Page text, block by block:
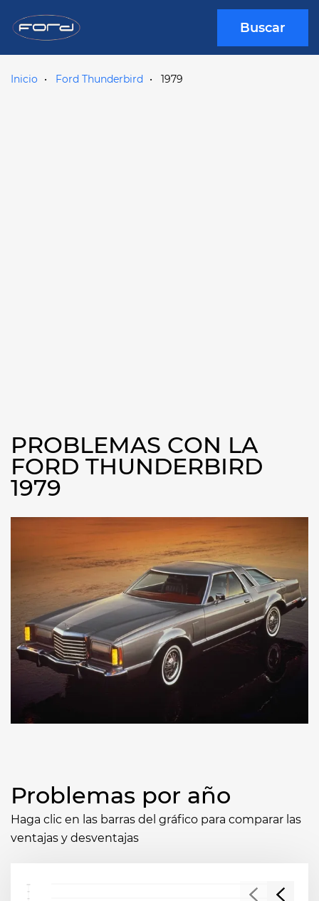
Buscar
Inicio Ford Thunderbird 1979
PROBLEMAS CON LA
FORD THUNDERBIRD
1979
Problemas por año
Haga clic en las barras del gráfico para comparar las
ventajas y desventajas